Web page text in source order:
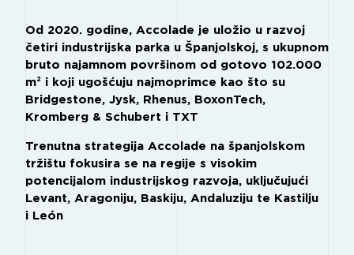
Od 2020. godine, Accolade je uložio u razvoj
četiri industrijska parka u Španjolskoj, s ukupnom
bruto najamnom površinom od gotovo 102.000
m² i koji ugošćuju najmoprimce kao što su
Bridgestone, Jysk, Rhenus, BoxonTech,
Kromberg & Schubert i TXT
Trenutna strategija Accolade na španjolskom
tržištu fokusira se na regije s visokim
potencijalom industrijskog razvoja, uključujući
Levant, Aragoniju, Baskiju, Andaluziju te Kastilju
i León